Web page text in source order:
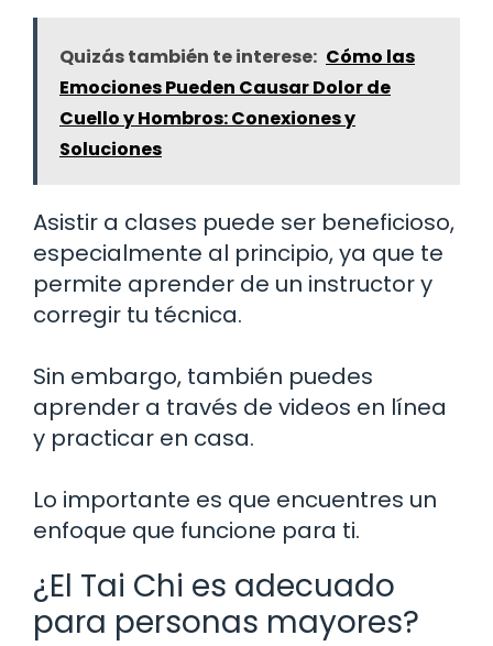
Quizás también te interese: Cómo las
Emociones Pueden Causar Dolor de
Cuello y Hombros: Conexiones y
Soluciones
Asistir a clases puede ser beneficioso,
especialmente al principio, ya que te
permite aprender de un instructor y
corregir tu técnica.
Sin embargo, también puedes
aprender a través de videos en línea
y practicar en casa.
Lo importante es que encuentres un
enfoque que funcione para ti.
¿El Tai Chi es adecuado
para personas mayores?